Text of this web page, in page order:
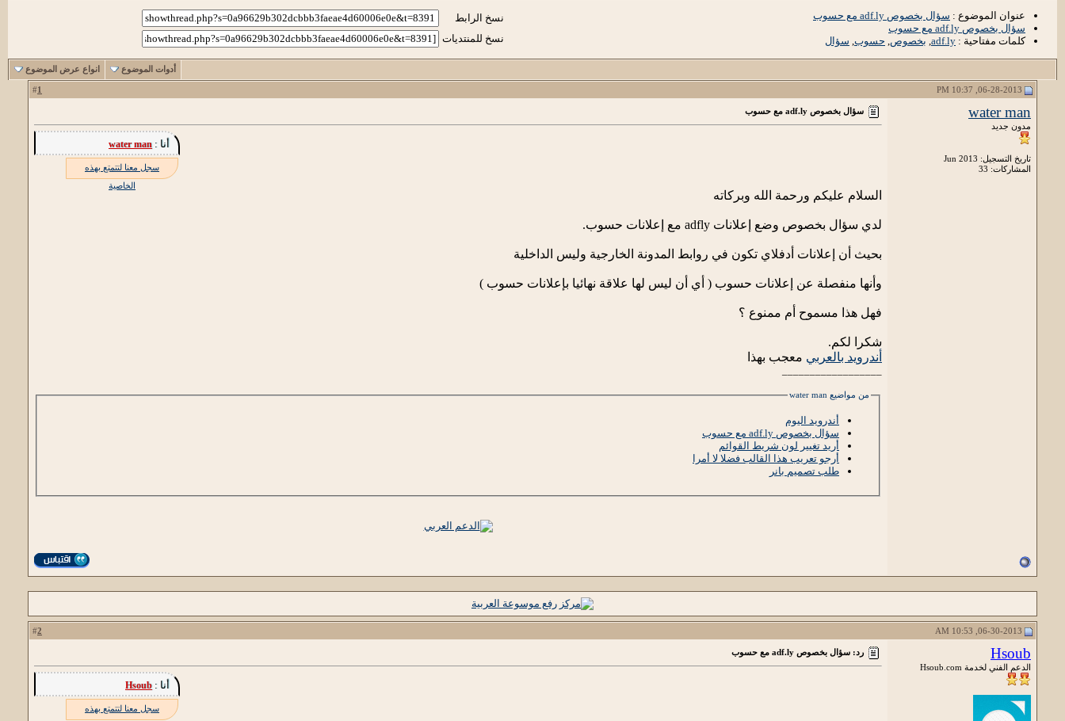
عنوان الموضوع : سؤال بخصوص adf.ly مع حسوب
سؤال بخصوص adf.ly مع حسوب
كلمات مفتاحية : adf.ly
, بخصوص, حسوب, سؤال
نسخ الرابط
نسخ للمنتديات
أدوات الموضوع انواع عرض الموضوع
1
water man
مدون جديد
تاريخ التسجيل: Jun 2013
المشاركات: 33
سؤال بخصوص adf.ly مع حسوب
أنا :water man
سجل معنا لتتمتع بهذه
الخاصية
السلام عليكم ورحمة الله وبركاته
لدي سؤال بخصوص وضع إعلانات adfly مع إعلانات حسوب.
بحيث أن إعلانات أدفلاي تكون في روابط المدونة الخارجية وليس الداخلية
وأنها منفصلة عن إعلانات حسوب ( أي أن ليس لها علاقة نهائيا بإعلانات حسوب )
فهل هذا مسموح أم ممنوع ؟
شكرا لكم.
أندرويد بالعربي معجب بهذا
من مواضيع water man
أندرويد اليوم
سؤال بخصوص adf.ly مع حسوب
أريد تغيير لون شريط القوائم
أرجو تعريب هذا القالب فضلا لا أمرا
طلب تصميم بانر
2
Hsoub
الدعم الفني لخدمة Hsoub.com
رد: سؤال بخصوص adf.ly مع حسوب
أنا : Hsoub
سجل معنا لتتمتع بهذه